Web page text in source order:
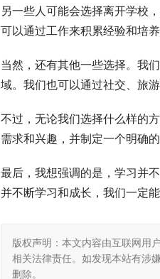
另一些人可能会选择离开学校
可以通过工作来积累经验和培养
当然，还有其他一些选择。我
域。我们也可以通过社交、旅
不过，无论我们选择什么样的
需求和兴趣，并制定一个明确
最后，我想强调的是，学习并
并不断学习和成长，我们一定能
版权声明：本文内容由互联网用
相关法律责任。如发现本站有涉
删除。